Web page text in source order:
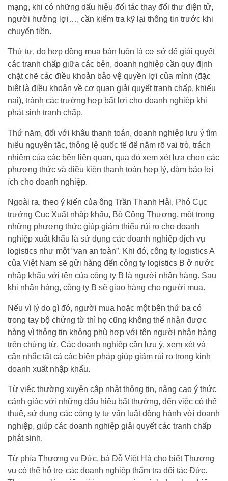
mạng, khi có những dấu hiệu đối tác thay đổi thư điện tử,
người hưởng lợi…, cần kiểm tra kỹ lại thông tin trước khi
chuyển tiền.
Thứ tư, do hợp đồng mua bán luôn là cơ sở để giải quyết
các tranh chấp giữa các bên, doanh nghiệp cần quy định
chặt chẽ các điều khoản bảo vệ quyền lợi của mình (đặc
biệt là điều khoản về cơ quan giải quyết tranh chấp, khiếu
nại), tránh các trường hợp bất lợi cho doanh nghiệp khi
phát sinh tranh chấp.
Thứ năm, đối với khâu thanh toán, doanh nghiệp lưu ý tìm
hiểu nguyên tắc, thông lệ quốc tế để nắm rõ vai trò, trách
nhiệm của các bên liên quan, qua đó xem xét lựa chọn các
phương thức và điều kiện thanh toán hợp lý, đảm bảo lợi
ích cho doanh nghiệp.
Ngoài ra, theo ý kiến của ông Trần Thanh Hải, Phó Cục
trưởng Cục Xuất nhập khẩu, Bộ Công Thương, một trong
những phương thức giúp giảm thiểu rủi ro cho doanh
nghiệp xuất khẩu là sử dụng các doanh nghiệp dịch vụ
logistics như một “van an toàn”. Khi đó, công ty logistics A
của Việt Nam sẽ gửi hàng đến công ty logistics B ở nước
nhập khẩu với tên của công ty B là người nhận hàng. Sau
khi nhận hàng, công ty B sẽ giao hàng cho người mua.
Nếu vì lý do gì đó, người mua hoặc một bên thứ ba có
trong tay bộ chứng từ thì họ cũng không thể nhận được
hàng vì thông tin không phù hợp với tên người nhận hàng
trên chứng từ. Các doanh nghiệp cần lưu ý, xem xét và
cân nhắc tất cả các biện pháp giúp giảm rủi ro trong kinh
doanh xuất nhập khẩu.
Từ việc thường xuyên cập nhật thông tin, nâng cao ý thức
cảnh giác với những dấu hiệu bất thường, đến việc có thể
thuê, sử dụng các công ty tư vấn luật đồng hành với doanh
nghiệp, giúp các doanh nghiệp giải quyết các tranh chấp
phát sinh.
Từ phía Thương vụ Đức, bà Đỗ Việt Hà cho biết Thương
vụ có thể hỗ trợ các doanh nghiệp thẩm tra đối tác Đức.